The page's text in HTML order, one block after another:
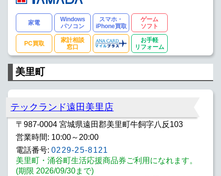
家電
Windows
パソコン
スマホ・
iPhone買取
ゲーム
ソフト
PC買取
家計相談
窓口
お手軽
リフォーム
美里町
テックランド遠田美里店
〒987-0004 宮城県遠田郡美里町牛飼字八反103
営業時間: 10:00～20:00
電話番号: 0229-25-8121
美里町・涌谷町生活応援商品券ご利用になれます。
(期限 2026/09/30まで)